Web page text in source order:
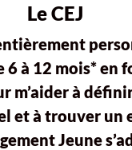
Le CEJ
6 à 12 mois* en
m’aider à
et à trouver un
Jeune